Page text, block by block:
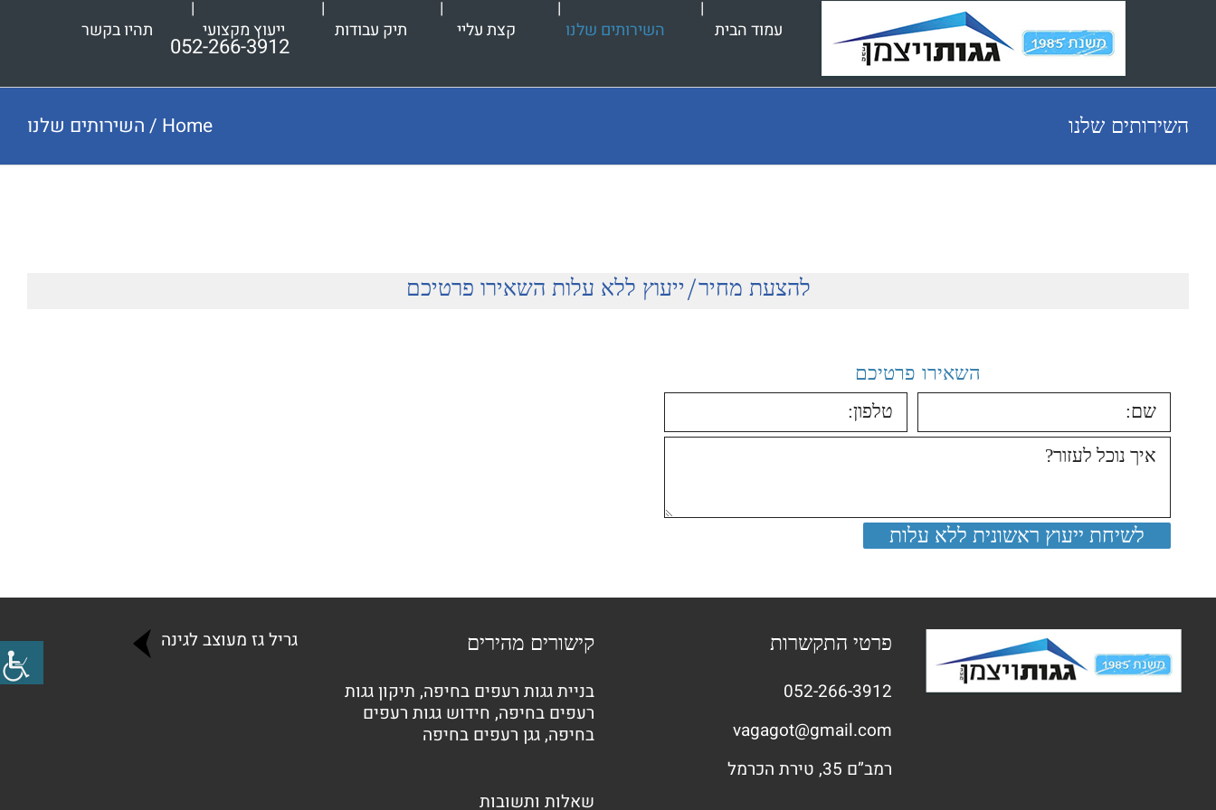
052-266-3912
עמוד הבית השירותים שלנו קצת עליי תיק עבודות ייעוץ מקצועי תהיו בקשר
השירותים שלנו Home
/השירותים שלנו
להצעת מחיר/ייעוץ ללא עלות השאירו פרטיכם
השאירו פרטיכם
פרטי התקשרות
052-266-3912
vagagot@gmail.com
רמב”ם 35, טירת הכרמל
קישורים מהירים
בניית גגות רעפים בחיפה, תיקון גגות
רעפים בחיפה, חידוש גגות רעפים
בחיפה, גגן רעפים בחיפה
שאלות ותשובות
גריל גז מעוצב לגינה